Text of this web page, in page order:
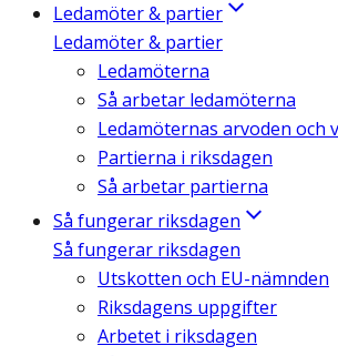
Ledamöter & partier
Ledamöter & partier
Ledamöterna
Så arbetar ledamöterna
Ledamöternas arvoden och
Partierna i riksdagen
Så arbetar partierna
Så fungerar riksdagen
Så fungerar riksdagen
Utskotten och EU-nämnden
Riksdagens uppgifter
Arbetet i riksdagen